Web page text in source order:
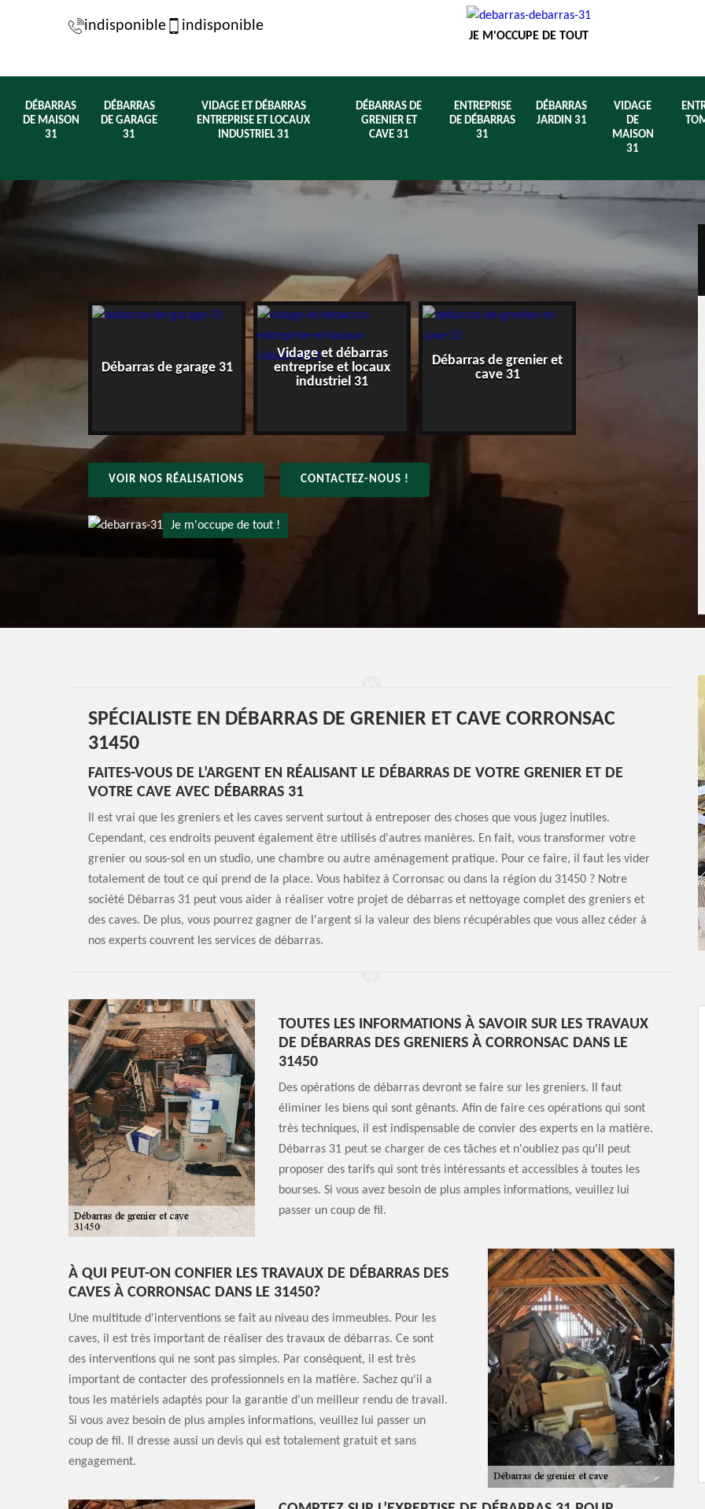
indisponible indisponible
JE M'OCCUPE DE TOUT
DÉBARRAS
DE MAISON
31
DÉBARRAS
DE GARAGE
31
VIDAGE ET DÉBARRAS
ENTREPRISE ET LOCAUX
INDUSTRIEL 31
DÉBARRAS DE
GRENIER ET
CAVE 31
ENTREPRISE
DE DÉBARRAS
31
DÉBARRAS
JARDIN 31
VIDAGE
DE
MAISON
31
maison 31 Débarras de garage 31
Vidage et débarras
entreprise et locaux
industriel 31
Débarras de grenier et
cave 31
Entreprise de
VOIR NOS RÉALISATIONS CONTACTEZ-NOUS !
Je m'occupe de tout !
SPÉCIALISTE EN DÉBARRAS DE GRENIER ET CAVE CORRONSAC
31450
FAITES-VOUS DE L’ARGENT EN RÉALISANT LE DÉBARRAS DE VOTRE GRENIER ET DE
VOTRE CAVE AVEC DÉBARRAS 31
Il est vrai que les greniers et les caves servent surtout à entreposer des choses que vous jugez inutiles.
Cependant, ces endroits peuvent également être utilisés d'autres manières. En fait, vous transformer votre
grenier ou sous-sol en un studio, une chambre ou autre aménagement pratique. Pour ce faire, il faut les vider
totalement de tout ce qui prend de la place. Vous habitez à Corronsac ou dans la région du 31450 ? Notre
société Débarras 31 peut vous aider à réaliser votre projet de débarras et nettoyage complet des greniers et
des caves. De plus, vous pourrez gagner de l'argent si la valeur des biens récupérables que vous allez céder à
nos experts couvrent les services de débarras.
TOUTES LES INFORMATIONS À SAVOIR SUR LES TRAVAUX
DE DÉBARRAS DES GRENIERS À CORRONSAC DANS LE
31450
Des opérations de débarras devront se faire sur les greniers. Il faut
éliminer les biens qui sont gênants. Afin de faire ces opérations qui sont
très techniques, il est indispensable de convier des experts en la matière.
Débarras 31 peut se charger de ces tâches et n'oubliez pas qu'il peut
proposer des tarifs qui sont très intéressants et accessibles à toutes les
bourses. Si vous avez besoin de plus amples informations, veuillez lui
passer un coup de fil.
À QUI PEUT-ON CONFIER LES TRAVAUX DE DÉBARRAS DES
CAVES À CORRONSAC DANS LE 31450?
Une multitude d'interventions se fait au niveau des immeubles. Pour les
caves, il est très important de réaliser des travaux de débarras. Ce sont
des interventions qui ne sont pas simples. Par conséquent, il est très
important de contacter des professionnels en la matière. Sachez qu'il a
tous les matériels adaptés pour la garantie d'un meilleur rendu de travail.
Si vous avez besoin de plus amples informations, veuillez lui passer un
coup de fil. Il dresse aussi un devis qui est totalement gratuit et sans
engagement.